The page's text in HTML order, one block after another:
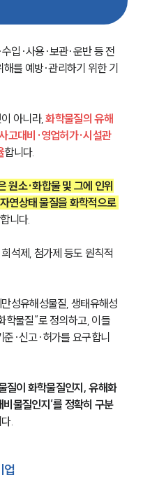
입·사용·보관·운반 등 전
를 예방·관리하기 위한 기
이 아니라, 화학물질의 유해
고대비·영업허가·시설관
합니다.
원소·화합물 및 그에 인위
연상태 물질을 화학적으로
합니다.
석제, 첨가제 등도 원칙적
성유해성물질, 생태유해성
학물질”로 정의하고, 이들
·신고·허가를 요구합니
질이 화학물질인지, 유해화
물질인지’를 정확히 구분
.
업